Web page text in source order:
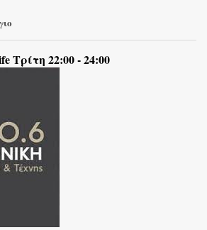
Τρίτη 22:00 - 24:00